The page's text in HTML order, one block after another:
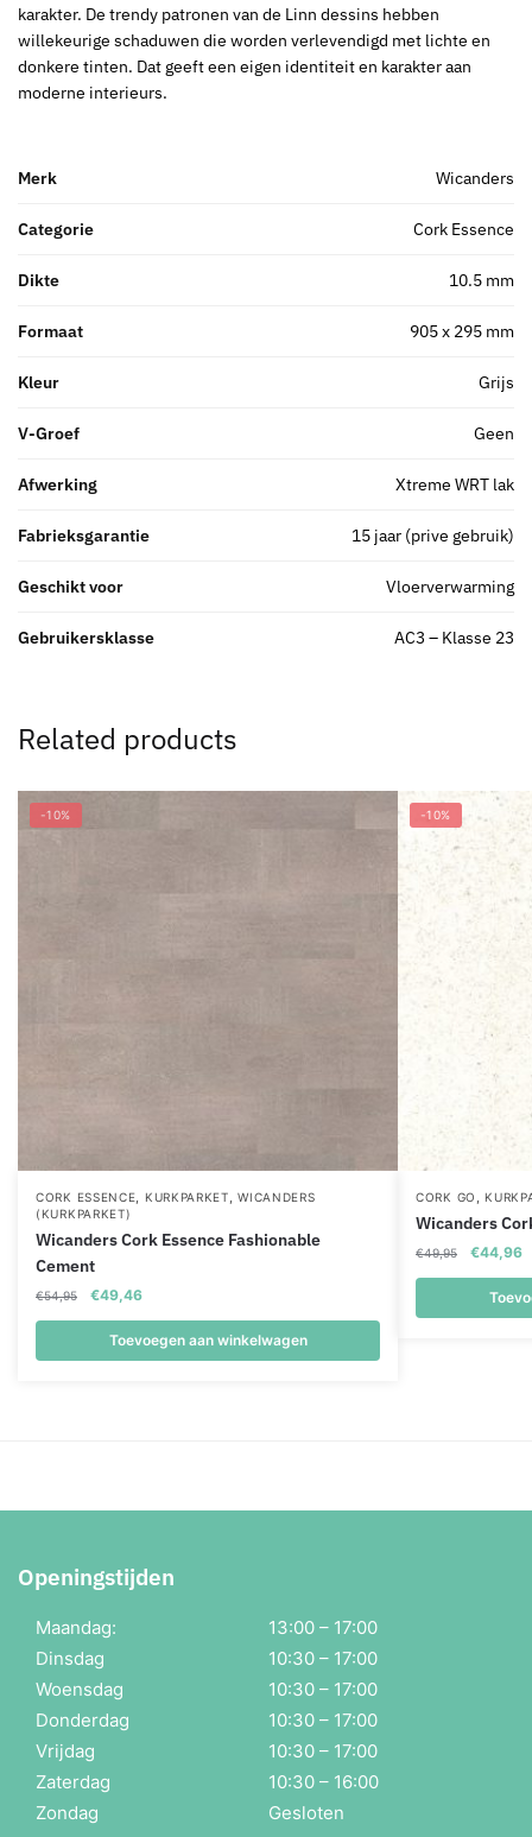
karakter. De trendy patronen van de Linn dessins hebben
willekeurige schaduwen die worden verlevendigd met lichte en
donkere tinten. Dat geeft een eigen identiteit en karakter aan
moderne interieurs.
Merk Wicanders
Categorie Cork Essence
Dikte 10.5 mm
Formaat 905 x 295 mm
Kleur Grijs
V-Groef Geen
Afwerking Xtreme WRT lak
Fabrieksgarantie 15 jaar (prive gebruik)
Geschikt voor Vloerverwarming
Gebruikersklasse AC3 – Klasse 23
Related products
-10%
CORK ESSENCE KURKPARKET ,WICANDERS
(KURKPARKET)
Wicanders Cork Essence Fashionable
Cement
€54,95
Oorspronkelijke
was:
€54,95.
€49,46Huidige
is:
€49,46.
Toevoegen aan winkelwagen
-10%
CORK GO
Wicanders
€49,95
was:
€49,95.
€44,96
Openingstijden
Maandag:
13:00 – 17:00
Dinsdag
10:30 – 17:00
Woensdag
10:30 – 17:00
Donderdag
10:30 – 17:00
Vrijdag
10:30 – 17:00
Zaterdag
10:30 – 16:00
Zondag
Gesloten